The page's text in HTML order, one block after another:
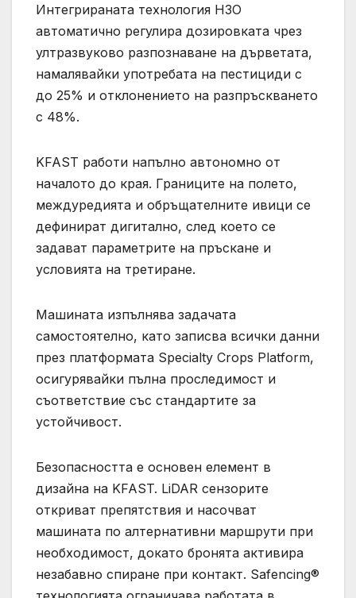
Интегрираната технология H3O
автоматично регулира дозировката чрез
ултразвуково разпознаване на дърветата,
намалявайки употребата на пестициди с
до 25% и отклонението на разпръскването
с 48%.
KFAST работи напълно автономно от
началото до края. Границите на полето,
междуредията и обръщателните ивици се
дефинират дигитално, след което се
задават параметрите на пръскане и
условията на третиране.
Машината изпълнява задачата
самостоятелно, като записва всички данни
през платформата Specialty Crops Platform,
осигурявайки пълна проследимост и
съответствие със стандартите за
устойчивост.
Безопасността е основен елемент в
дизайна на KFAST. LiDAR сензорите
откриват препятствия и насочват
машината по алтернативни маршрути при
необходимост, докато бронята активира
незабавно спиране при контакт. Safencing®